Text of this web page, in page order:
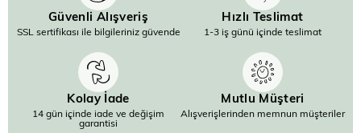
Güvenli Alışveriş
SSL sertifikası ile bilgileriniz güvende
Hızlı Teslimat
1-3 iş günü içinde teslimat
Kolay İade
14 gün içinde iade ve değişim
garantisi
Mutlu Müşteri
Alışverişlerinden memnun müşteriler